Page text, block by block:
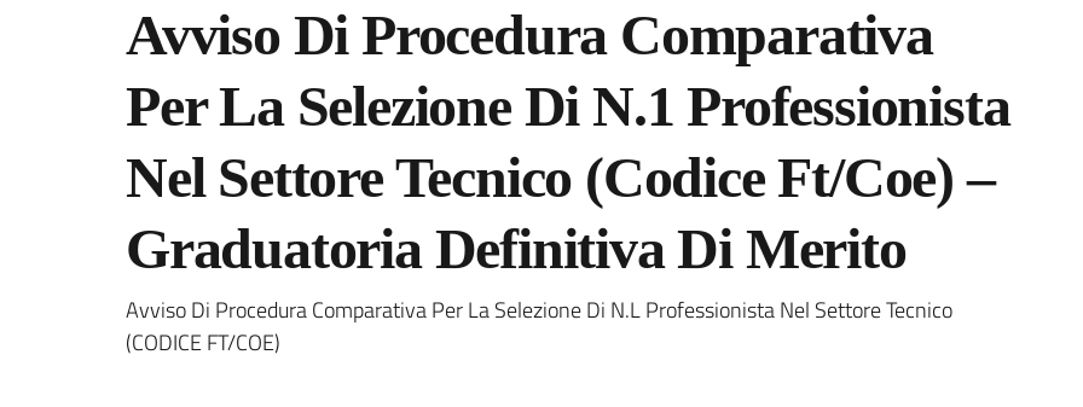
Avviso Di Procedura Comparativa
Per La Selezione Di N.1 Professionista
Nel Settore Tecnico (Codice Ft/Coe) –
Graduatoria Definitiva Di Merito
Dettagli della notizia
Avviso Di Procedura Comparativa Per La Selezione Di N.L Professionista Nel Settore Tecnico
(CODICE FT/COE)